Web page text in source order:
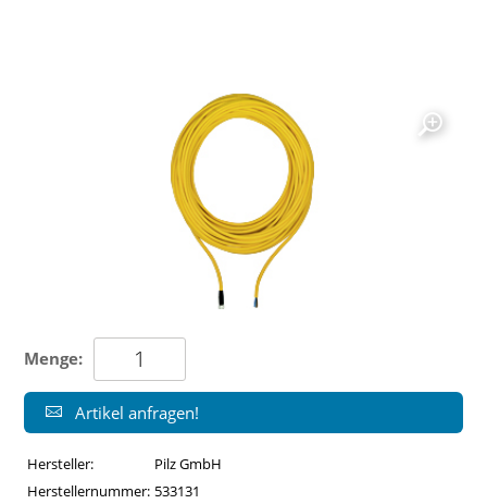
Menge:
Artikel anfragen!
Hersteller:
Pilz GmbH
Herstellernummer: 533131